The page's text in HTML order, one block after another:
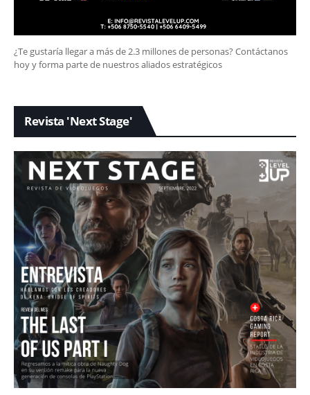
¿Te gustaría llegar a más de 2.3 millones de personas? Contáctanos
hoy y forma parte de nuestros aliados estratégicos
Revista 'Next Stage'